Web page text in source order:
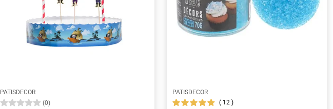
PATISDECOR
(0)
PATISDECOR
12